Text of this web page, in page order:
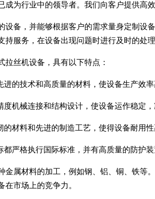
成为行业中的领导者。我们向客户提供高
设备，并能够根据客户的需求量身定制
持服务，在设备出现问题时进行及时的处
丝机设备，具有以下特点：
的技术和高质量的材料，使设备生产效
机械连接和结构设计，使设备运作稳定，
材料和先进的制造工艺，使得设备耐用
严格执行国际标准，并有高质量的防护
金属材料的加工，例如钢、铝、铜、铁等
市场上的竞争力。